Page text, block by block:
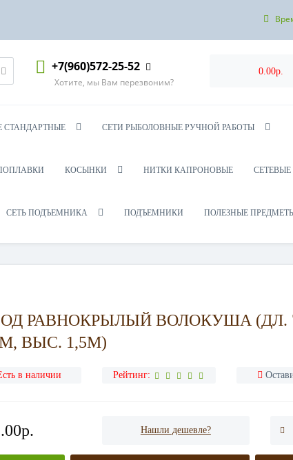
+7(960)572-25-52
Хотите, мы Вам перезвоним?
0.00р.
СТАНДАРТНЫЕ СЕТИ РЫБОЛОВНЫЕ РУЧНОЙ РАБОТЫ
КОСЫНКИ НИТКИ КАПРОНОВЫЕ СЕТЕВЫЕ
СЕТЬ ПОДЪЕМНИКА ПОДЪЕМНИКИ ПОЛЕЗНЫЕ
РАВНОКРЫЛЫЙ ВОЛОКУША (ДЛ.
ВЫС. 1,5М)
в наличии Рейтинг:
Нашли дешевле?